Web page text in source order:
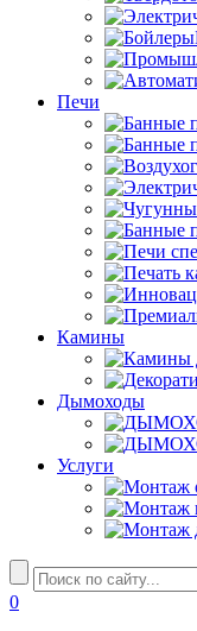
Печи
Камины
Дымоходы
Услуги
0